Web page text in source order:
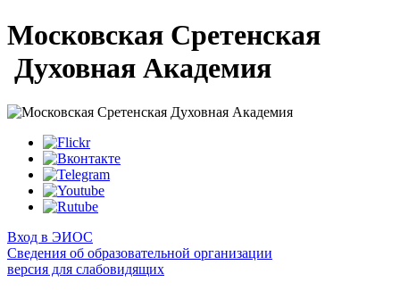
Московская Сретенская
Духовная Академия
Вход в ЭИОС
Сведения об образовательной организации
версия для слабовидящих